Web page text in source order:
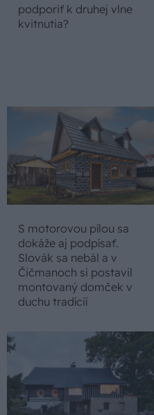
podporiť k druhej vlne
kvitnutia?
S motorovou pílou sa
dokáže aj podpísať.
Slovák sa nebál a v
Čičmanoch si postavil
montovaný domček v
duchu tradícií